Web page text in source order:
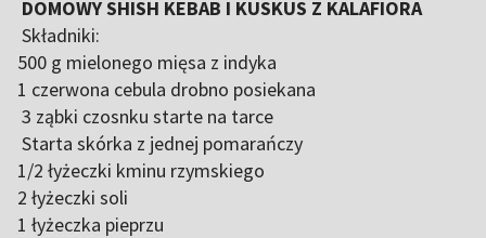
DOMOWY SHISH KEBAB I KUSKUS Z KALAFIORA
Składniki:
500 g mielonego mięsa z indyka
1 czerwona cebula drobno posiekana
3 ząbki czosnku starte na tarce
Starta skórka z jednej pomarańczy
1/2 łyżeczki kminu rzymskiego
2 łyżeczki soli
1 łyżeczka pieprzu